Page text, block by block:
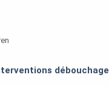
débouchage